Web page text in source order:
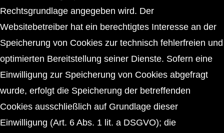
Rechtsgrundlage angegeben wird. Der
Websitebetreiber hat ein berechtigtes Interesse an der
Speicherung von Cookies zur technisch fehlerfreien und
optimierten Bereitstellung seiner Dienste. Sofern eine
Einwilligung zur Speicherung von Cookies abgefragt
wurde, erfolgt die Speicherung der betreffenden
Cookies ausschließlich auf Grundlage dieser
Einwilligung (Art. 6 Abs. 1 lit. a DSGVO); die